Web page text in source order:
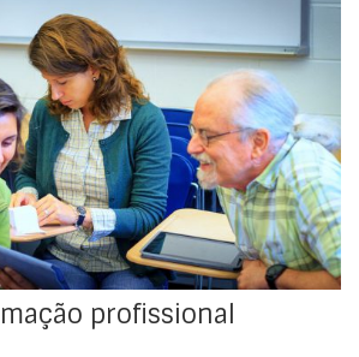
é a formação que visa dotar
(capacidades para
aptidões e atitudes) para o
mais atividades profissionais
profissional